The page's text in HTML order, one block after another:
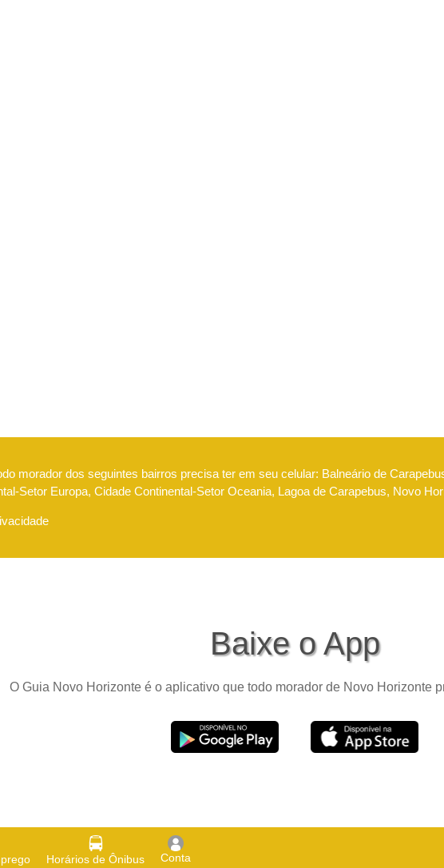
Horários de Ônibus Conta
morador dos seguintes bairros precisa ter em seu celular: Balneário de
Setor Europa, Cidade Continental-Setor Oceania, Lagoa de Carapebus, Novo
Baixe o App
O Guia Novo Horizonte é o aplicativo que todo morador de Novo Horizonte